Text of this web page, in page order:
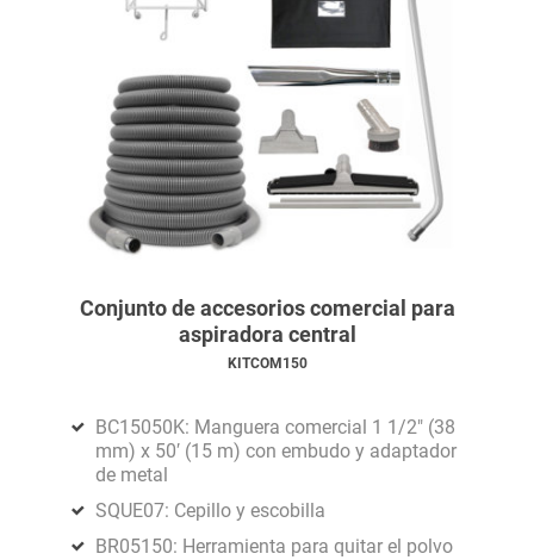
Conjunto de accesorios comercial para
aspiradora central
KITCOM150
BC15050K: Manguera comercial 1 1/2" (38
mm) x 50′ (15 m) con embudo y adaptador
de metal
SQUE07: Cepillo y escobilla
BR05150: Herramienta para quitar el polvo